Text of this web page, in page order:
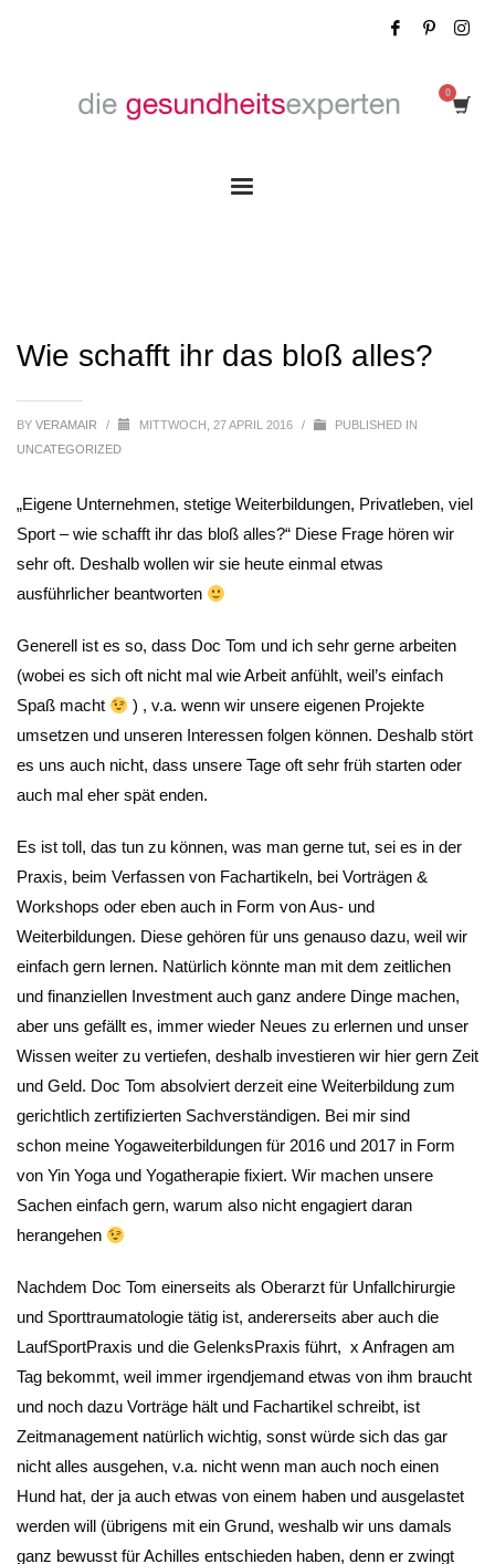
Wie schafft ihr das bloß alles?
BY VERAMAIR / MITTWOCH, 27 APRIL 2016 /
PUBLISHED IN
UNCATEGORIZED
„Eigene Unternehmen, stetige Weiterbildungen, Privatleben, viel
Sport – wie schafft ihr das bloß alles?“ Diese Frage hören wir
sehr oft. Deshalb wollen wir sie heute einmal etwas
ausführlicher beantworten
Generell ist es so, dass Doc Tom und ich sehr gerne arbeiten
(wobei es sich oft nicht mal wie Arbeit anfühlt, weil’s einfach
Spaß macht
) , v.a. wenn wir unsere eigenen Projekte
umsetzen und unseren Interessen folgen können. Deshalb stört
es uns auch nicht, dass unsere Tage oft sehr früh starten oder
auch mal eher spät enden.
Es ist toll, das tun zu können, was man gerne tut, sei es in der
Praxis, beim Verfassen von Fachartikeln, bei Vorträgen &
Workshops oder eben auch in Form von Aus- und
Weiterbildungen. Diese gehören für uns genauso dazu, weil wir
einfach gern lernen. Natürlich könnte man mit dem zeitlichen
und finanziellen Investment auch ganz andere Dinge machen,
aber uns gefällt es, immer wieder Neues zu erlernen und unser
Wissen weiter zu vertiefen, deshalb investieren wir hier gern Zeit
und Geld. Doc Tom absolviert derzeit eine Weiterbildung zum
gerichtlich zertifizierten Sachverständigen. Bei mir sind
schon meine Yogaweiterbildungen für 2016 und 2017 in Form
von Yin Yoga und Yogatherapie fixiert. Wir machen unsere
Sachen einfach gern, warum also nicht engagiert daran
herangehen
Nachdem Doc Tom einerseits als Oberarzt für Unfallchirurgie
und Sporttraumatologie tätig ist, andererseits aber auch die
LaufSportPraxis und die GelenksPraxis führt, x Anfragen am
Tag bekommt, weil immer irgendjemand etwas von ihm braucht
und noch dazu Vorträge hält und Fachartikel schreibt, ist
Zeitmanagement natürlich wichtig, sonst würde sich das gar
nicht alles ausgehen, v.a. nicht wenn man auch noch einen
Hund hat, der ja auch etwas von einem haben und ausgelastet
werden will (übrigens mit ein Grund, weshalb wir uns damals
ganz bewusst für Achilles entschieden haben, denn er zwingt